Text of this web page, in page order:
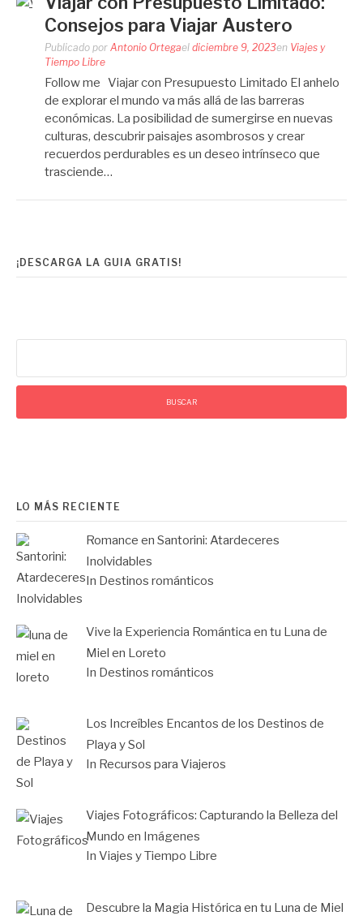
Consejos para Viajar Austero
Publicado por Antonio Ortegael diciembre 9, 2023en Viajes y
Tiempo Libre
Follow me Viajar con Presupuesto Limitado El anhelo
de explorar el mundo va más allá de las barreras
económicas. La posibilidad de sumergirse en nuevas
culturas, descubrir paisajes asombrosos y crear
recuerdos perdurables es un deseo intrínseco que
trasciende…
¡DESCARGA LA GUIA GRATIS!
LO MÁS RECIENTE
Romance en Santorini: Atardeceres
Inolvidables
In Destinos románticos
Vive la Experiencia Romántica en tu Luna de
Miel en Loreto
In Destinos románticos
Los Increíbles Encantos de los Destinos de
Playa y Sol
In Recursos para Viajeros
Viajes Fotográficos: Capturando la Belleza del
Mundo en Imágenes
In Viajes y Tiempo Libre
Descubre la Magia Histórica en tu Luna de Miel